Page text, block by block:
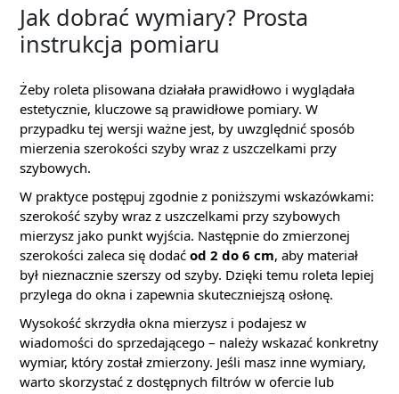
Jak dobrać wymiary? Prosta
instrukcja pomiaru
Żeby roleta plisowana działała prawidłowo i wyglądała
estetycznie, kluczowe są prawidłowe pomiary. W
przypadku tej wersji ważne jest, by uwzględnić sposób
mierzenia szerokości szyby wraz z uszczelkami przy
szybowych.
W praktyce postępuj zgodnie z poniższymi wskazówkami:
szerokość szyby wraz z uszczelkami przy szybowych
mierzysz jako punkt wyjścia. Następnie do zmierzonej
szerokości zaleca się dodać od 2 do 6 cm, aby materiał
był nieznacznie szerszy od szyby. Dzięki temu roleta lepiej
przylega do okna i zapewnia skuteczniejszą osłonę.
Wysokość skrzydła okna mierzysz i podajesz w
wiadomości do sprzedającego – należy wskazać konkretny
wymiar, który został zmierzony. Jeśli masz inne wymiary,
warto skorzystać z dostępnych filtrów w ofercie lub